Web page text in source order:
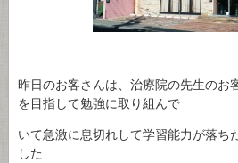
昨日のお客さんは、治療院の先生のお
を目指して勉強に取り組んで
いて急激に息切れして学習能力が落ち
した